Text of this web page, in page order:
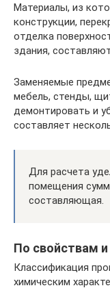
Материалы, из
конструкции,
отделка
здания,
Заменяемые
мебель, стенды,
демонтировать и
составляет
Для расчета
помещения
составляющая.
По свойствам
Классификация
химическим